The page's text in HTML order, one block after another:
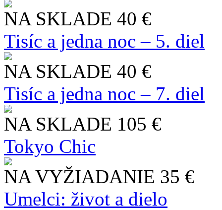
NA SKLADE 40 €
Tisíc a jedna noc – 5. diel
NA SKLADE 40 €
Tisíc a jedna noc – 7. diel
NA SKLADE 105 €
Tokyo Chic
NA VYŽIADANIE 35 €
Umelci: život a dielo